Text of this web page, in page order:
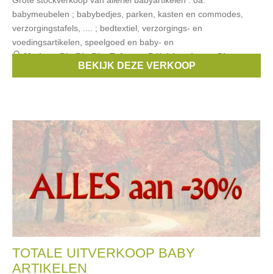
babymeubelen ; babybedjes, parken, kasten en commodes,
verzorgingstafels, .... ; bedtextiel, verzorgings- en
voedingsartikelen, speelgoed en baby- en
Merken:Bla Bla Bla,Taf toys,Bébé-jou,boon,Plum
BEKIJK DEZE VERKOOP
TOTALE UITVERKOOP BABY
ARTIKELEN